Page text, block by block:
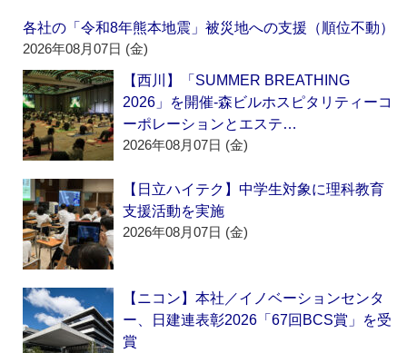
各社の「令和8年熊本地震」被災地への支援（順位不動）
2026年08月07日 (金)
【西川】「SUMMER BREATHING
2026」を開催‐森ビルホスピタリティーコ
ーポレーションとエステ…
2026年08月07日 (金)
【日立ハイテク】中学生対象に理科教育
支援活動を実施
2026年08月07日 (金)
【ニコン】本社／イノベーションセンタ
ー、日建連表彰2026「67回BCS賞」を受
賞